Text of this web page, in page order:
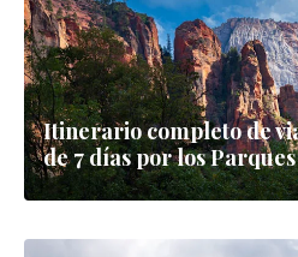
Itinerario completo de
de 7 días por los